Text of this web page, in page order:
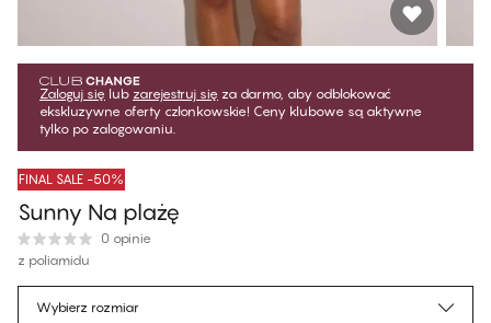
Zaloguj się lub zarejestruj się za darmo, aby odblokować
ekskluzywne oferty członkowskie! Ceny klubowe są aktywne
tylko po zalogowaniu.
FINAL SALE -50%
Sunny Na plażę
0 opinie
z poliamidu
99,99 złCena regularna
Wybierz rozmiar